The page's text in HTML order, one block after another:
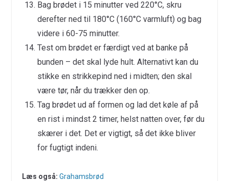
Bag brødet i 15 minutter ved 220°C, skru
derefter ned til 180°C (160°C varmluft) og bag
videre i 60-75 minutter.
Test om brødet er færdigt ved at banke på
bunden – det skal lyde hult. Alternativt kan du
stikke en strikkepind ned i midten; den skal
være tør, når du trækker den op.
Tag brødet ud af formen og lad det køle af på
en rist i mindst 2 timer, helst natten over, før du
skærer i det. Det er vigtigt, så det ikke bliver
for fugtigt indeni.
Læs også: Grahamsbrød